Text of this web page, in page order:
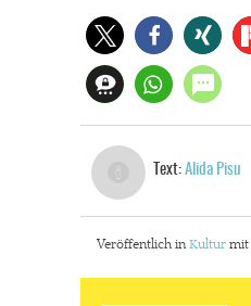
Text: Alida Pisu
Veröffentlich in Kultur mit